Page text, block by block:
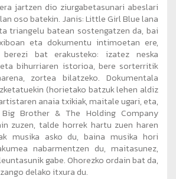
jartzen dio ziurgabetasunari abeslari
oso batekin. Janis: Little Girl Blue lana
triangelu batean sostengatzen da, bai
eta dokumentu intimoetan ere,
bat erakusteko: izatez neska
bihurriaren istorioa, bere sorterritik
zortea bilatzeko. Dokumentala
(horietako batzuk lehen aldiz
anaia txikiak, maitale ugari, eta,
Big Brother & The Holding Company
zuzen, talde horrek hartu zuen haren
musika asko du, baina musika hori
nabarmentzen du, maitasunez,
gabe. Ohorezko ordain bat da,
delako itxura du.